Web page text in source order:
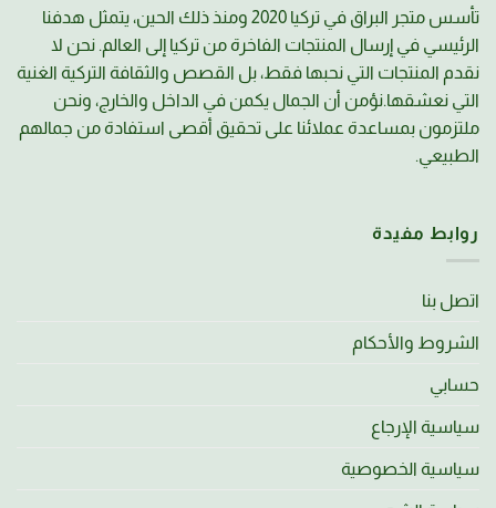
تأسس متجر البراق في تركيا 2020 ومنذ ذلك الحين، يتمثل هدفنا
الرئيسي في إرسال المنتجات الفاخرة من تركيا إلى العالم. نحن لا
نقدم المنتجات التي نحبها فقط، بل القصص والثقافة التركية الغنية
التي نعشقها.نؤمن أن الجمال يكمن في الداخل والخارج، ونحن
ملتزمون بمساعدة عملائنا على تحقيق أقصى استفادة من جمالهم
الطبيعي.
روابط مفيدة
اتصل بنا
الشروط والأحكام
حسابي
سياسية الإرجاع
سياسية الخصوصية